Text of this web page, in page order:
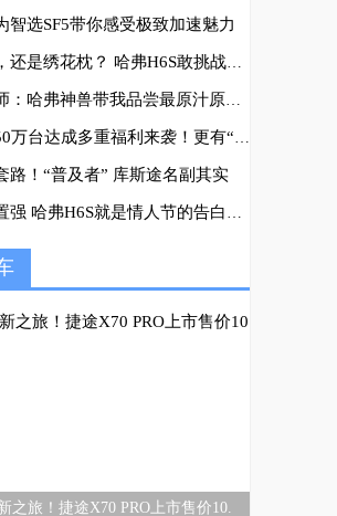
智选SF5带你感受极致加速魅力
是绣花枕？ 哈弗H6S敢挑战超跑
哈弗神兽带我品尝最原汁原味的美味
成多重福利来袭！更有“1000抵6000元”超值现金优惠
路！“普及者” 库斯途名副其实
哈弗H6S就是情人节的告白神器！
之旅！捷途X70 PRO上市售价10.